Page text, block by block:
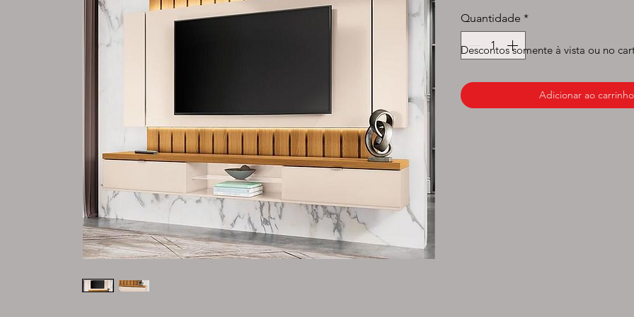
Quantidade *
Adicionar ao carrinho
Descontos somente à vista ou no